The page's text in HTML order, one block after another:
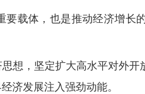
载体，也是推动经济增长
想，坚定扩大高水平对外
济发展注入强劲动能。